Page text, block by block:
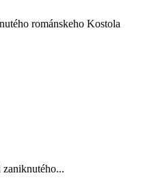
románskeho Kostola